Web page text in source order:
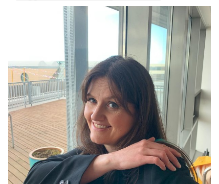
HEIMUR
Apaköttur réðst á 18 manns